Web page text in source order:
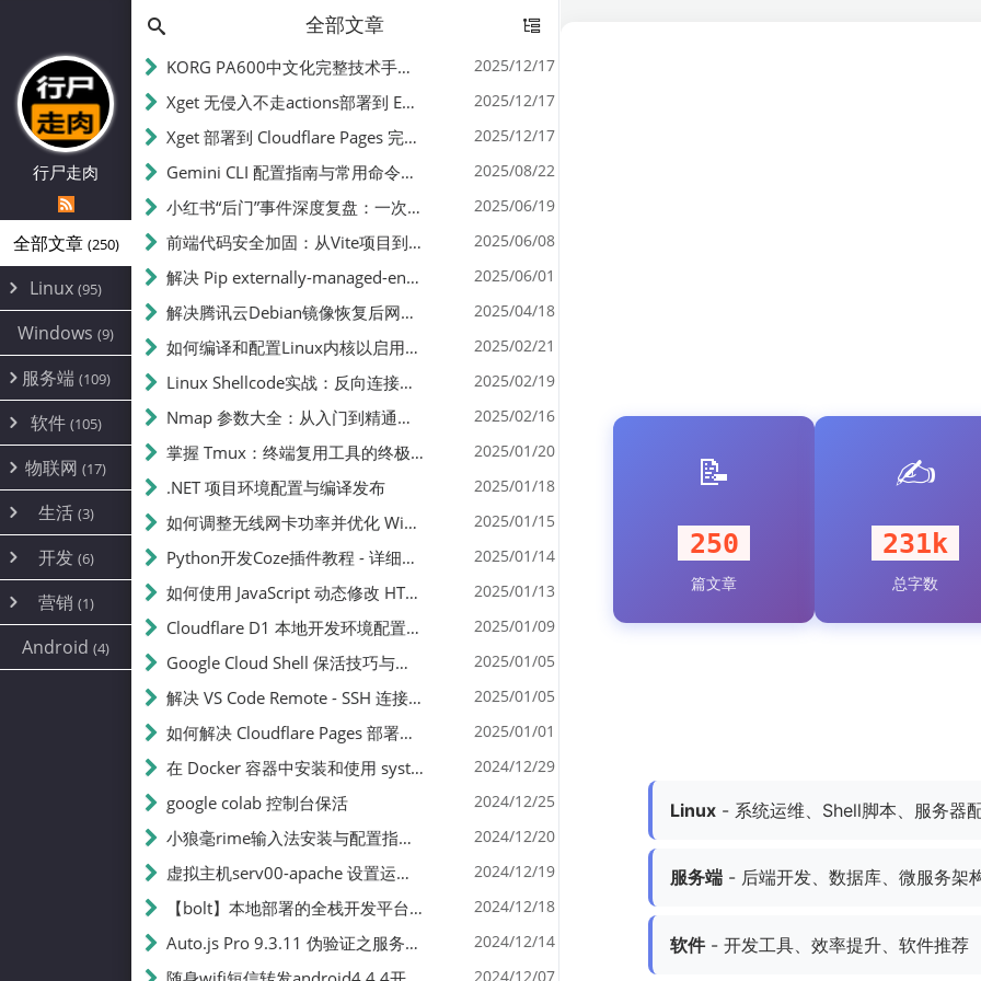
行尸走肉
全部文章 (250)
Linux (95)
Alpine
CentOS(17)
Debian(24)
ProxmoxVE
Ubuntu(7)
Windows (9)
服务端 (109)
环境配置
DD重装(3)
加速优化(34)
面板(12)
容器
游戏 (7)
饥荒(7)
云服务商(4)
WEB源码(6)
建站(5)
软件 (105)
安全(12)
办公(4)
图片 (2)
文件
系统 (35)
AI(10)
物联网 (17)
路由器
随身wifi(1)
mobile(14)
刷机
magisk
生活 (3)
线报
sim卡(1)
开发 (6)
编译
JavaScript(2)
python(2)
营销 (1)
公关(1)
SEO(1)
Android (4)
全部文章
KORG PA600中文化完整技术手册 - 从逆向到实现的全流程指南 2025/12/17
Xget 无侵入不走actions部署到 EdgeOne Pages 指南 2025/12/17
Xget 部署到 Cloudflare Pages 完整指南 - 无需修改源码的构建配置 2025/12/17
Gemini CLI 配置指南与常用命令中文翻译 | API Key、MCP、代理设置 2025/08/22
小红书“后门”事件深度复盘：一次沉默危机下的品牌、技术与流程三重考验 2025/06/19
前端代码安全加固：从Vite项目到纯静态页面的深度混淆技术备忘 2025/06/08
解决 Pip externally-managed-environment 错误：临时与永久绕过方案 2025/06/01
解决腾讯云Debian镜像恢复后网络不通问题 2025/04/18
如何编译和配置Linux内核以启用BBR2 | 内核编译教程 2025/02/21
Linux Shellcode实战：反向连接、持久化、免杀技术详解（MSF,Cobalt Strike）- 从原理到C加载器实现 2025/02/19
Nmap 参数大全：从入门到精通，掌握网络扫描的核心技巧 2025/02/16
掌握 Tmux：终端复用工具的终极指南 2025/01/20
.NET 项目环境配置与编译发布 2025/01/18
如何调整无线网卡功率并优化 Wifite 的功率设置 2025/01/15
Python开发Coze插件教程 - 详细步骤与注意事项 2025/01/14
如何使用 JavaScript 动态修改 HTML 中的权限文本 | 前端开发教程 2025/01/13
Cloudflare D1 本地开发环境配置指南 | CF Pages Local Development Guide 2025/01/09
Google Cloud Shell 保活技巧与配额时间查看方法 2025/01/05
解决 VS Code Remote - SSH 连接失败问题：从权限问题到成功启动 2025/01/05
如何解决 Cloudflare Pages 部署中的 API Token 权限问题 2025/01/01
在 Docker 容器中安装和使用 systemctl 的完整指南 2024/12/29
google colab 控制台保活 2024/12/25
小狼毫rime输入法安装与配置指南：从基础到高级自定义 2024/12/20
虚拟主机serv00-apache 设置运行目录 2024/12/19
【bolt】本地部署的全栈开发平台，支持本地及众多API，本地一键生成应用，部署教程 2024/12/18
Auto.js Pro 9.3.11 伪验证之服务器接口 Nginx 版 2024/12/14
2024/12/07
<
>
📝
250
篇文章
✍️
231k
总字数
Linux - 系统运维、Shell脚本、服务器
服务端 - 后端开发、数据库、微服务架
软件- 开发工具、效率提升、软件推荐